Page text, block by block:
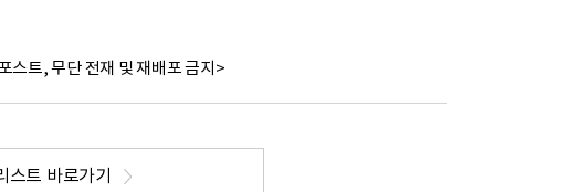
스트, 무단 전재 및 재배포 금지>
스트 바로가기